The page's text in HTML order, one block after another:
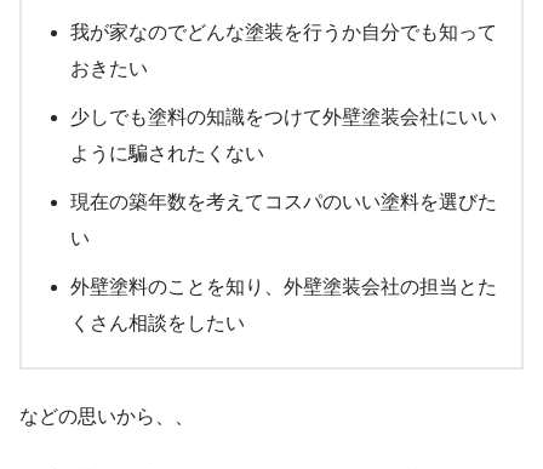
我が家なのでどんな塗装を行うか自分でも知って
おきたい
少しでも塗料の知識をつけて外壁塗装会社にいい
ように騙されたくない
現在の築年数を考えてコスパのいい塗料を選びた
い
外壁塗料のことを知り、外壁塗装会社の担当とた
くさん相談をしたい
などの思いから、、